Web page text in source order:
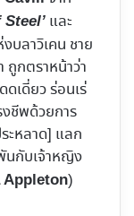
Steel’ และ
บลาวิเคน ชาย
ถูกตราหน้าว่า
เดี่ยว ร่อนเร่
งชีพด้วยการ
ะหลาด] แลก
นกับเจ้าหญิง
Appleton)